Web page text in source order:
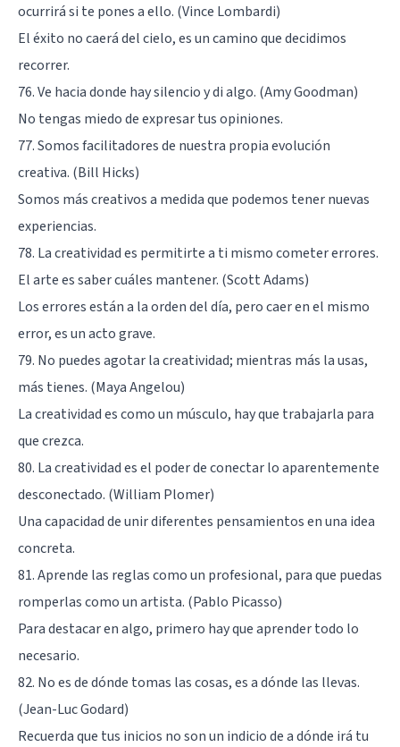
ocurrirá si te pones a ello. (Vince Lombardi)
El éxito no caerá del cielo, es un camino que decidimos
recorrer.
76. Ve hacia donde hay silencio y di algo. (Amy Goodman)
No tengas miedo de expresar tus opiniones.
77. Somos facilitadores de nuestra propia evolución
creativa. (Bill Hicks)
Somos más creativos a medida que podemos tener nuevas
experiencias.
78. La creatividad es permitirte a ti mismo cometer errores.
El arte es saber cuáles mantener. (Scott Adams)
Los errores están a la orden del día, pero caer en el mismo
error, es un acto grave.
79. No puedes agotar la creatividad; mientras más la usas,
más tienes. (Maya Angelou)
La creatividad es como un músculo, hay que trabajarla para
que crezca.
80. La creatividad es el poder de conectar lo aparentemente
desconectado. (William Plomer)
Una capacidad de unir diferentes pensamientos en una idea
concreta.
81. Aprende las reglas como un profesional, para que puedas
romperlas como un artista. (Pablo Picasso)
Para destacar en algo, primero hay que aprender todo lo
necesario.
82. No es de dónde tomas las cosas, es a dónde las llevas.
(Jean-Luc Godard)
Recuerda que tus inicios no son un indicio de a dónde irá tu